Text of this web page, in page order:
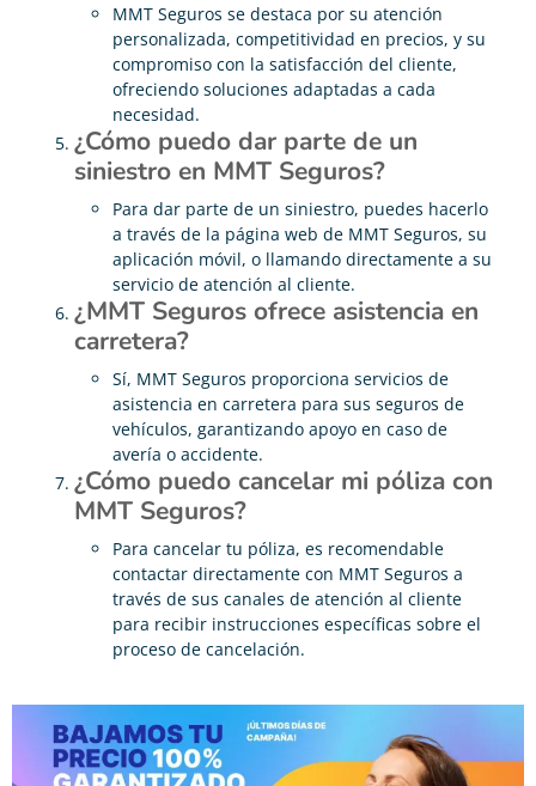
MMT Seguros se destaca por su atención
personalizada, competitividad en precios, y su
compromiso con la satisfacción del cliente,
ofreciendo soluciones adaptadas a cada
necesidad.
¿Cómo puedo dar parte de un
siniestro en MMT Seguros?
Para dar parte de un siniestro, puedes hacerlo
a través de la página web de MMT Seguros, su
aplicación móvil, o llamando directamente a su
servicio de atención al cliente.
¿MMT Seguros ofrece asistencia en
carretera?
Sí, MMT Seguros proporciona servicios de
asistencia en carretera para sus seguros de
vehículos, garantizando apoyo en caso de
avería o accidente.
¿Cómo puedo cancelar mi póliza con
MMT Seguros?
Para cancelar tu póliza, es recomendable
contactar directamente con MMT Seguros a
través de sus canales de atención al cliente
para recibir instrucciones específicas sobre el
proceso de cancelación.